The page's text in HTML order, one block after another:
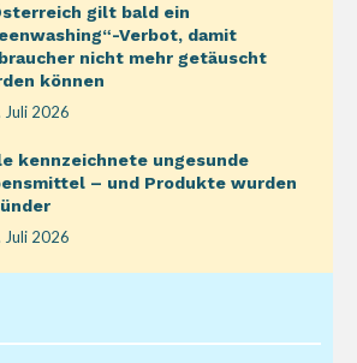
gilt bald ein
Verbot, damit
nicht mehr getäuscht
können
Juli 2026
kennzeichnete ungesunde
– und Produkte wurden
Juli 2026